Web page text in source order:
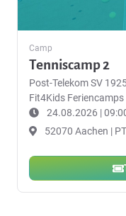
Camp
Tenniscamp 2
Post-Telekom SV
Fit4Kids Feriencamps
24.08.2026 |
52070 Aachen |